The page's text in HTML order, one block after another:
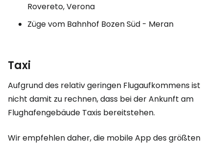
Rovereto, Verona
Züge vom Bahnhof Bozen Süd - Meran
Taxi
Aufgrund des relativ geringen Flugaufkommens ist
nicht damit zu rechnen, dass bei der Ankunft am
Flughafengebäude Taxis bereitstehen.
Wir empfehlen daher, die mobile App des größten